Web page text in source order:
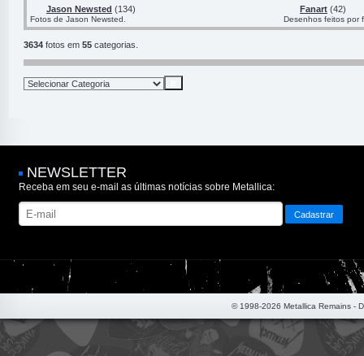
Jason Newsted (134)
Fotos de Jason Newsted.
Fanart (42)
Desenhos feitos por
3634 fotos em 55 categorias.
NEWSLETTER
Receba em seu e-mail as últimas notícias sobre Metallica:
© 1998-2026 Metallica Remains -